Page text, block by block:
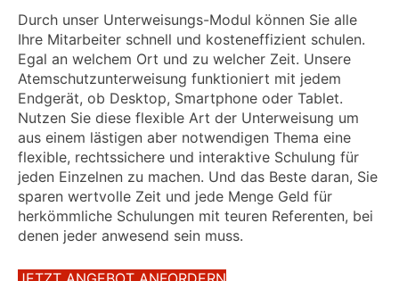
Durch unser Unterweisungs-Modul können Sie alle
Ihre Mitarbeiter schnell und kosteneffizient schulen.
Egal an welchem Ort und zu welcher Zeit. Unsere
Atemschutzunterweisung funktioniert mit jedem
Endgerät, ob Desktop, Smartphone oder Tablet.
Nutzen Sie diese flexible Art der Unterweisung um
aus einem lästigen aber notwendigen Thema eine
flexible, rechtssichere und interaktive Schulung für
jeden Einzelnen zu machen. Und das Beste daran, Sie
sparen wertvolle Zeit und jede Menge Geld für
herkömmliche Schulungen mit teuren Referenten, bei
denen jeder anwesend sein muss.